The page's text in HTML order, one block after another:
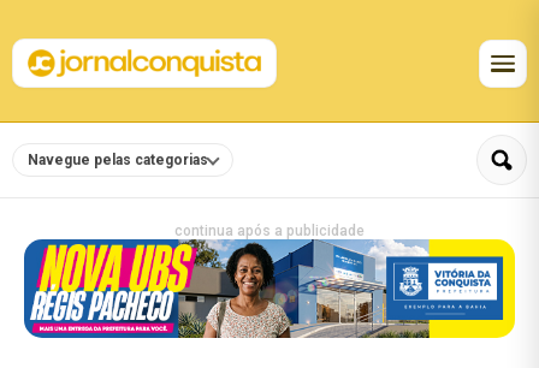
Navegue pelas categorias
continua após a publicidade